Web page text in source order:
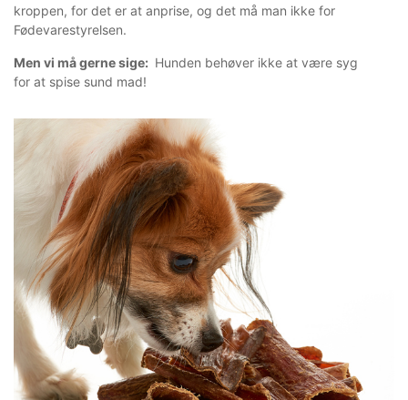
kroppen, for det er at anprise, og det må man ikke for
Fødevarestyrelsen.
Men vi må gerne sige: Hunden behøver ikke at være syg
for at spise sund mad!